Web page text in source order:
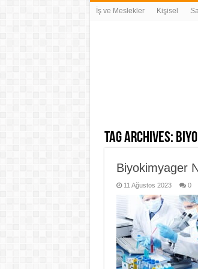
İş ve Meslekler Kişisel
Tag Archives:
Biyokimyager
11 Ağustos 2023 0